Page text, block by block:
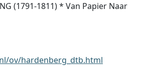
(1791-1811) * Van Papier Naar
ov/hardenberg_dtb.html